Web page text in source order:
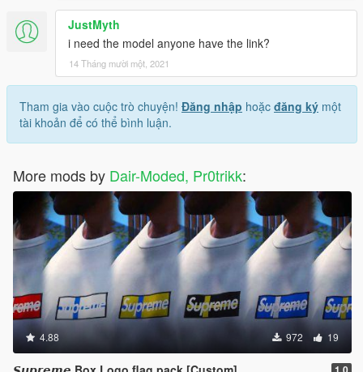
JustMyth
i need the model anyone have the link?
14 Tháng mười một, 2021
Tham gia vào cuộc trò chuyện! Đăng nhập hoặc đăng ký một
tài khoản để có thể bình luận.
More mods by Dair-Moded, Pr0trikk:
4.88 972 19